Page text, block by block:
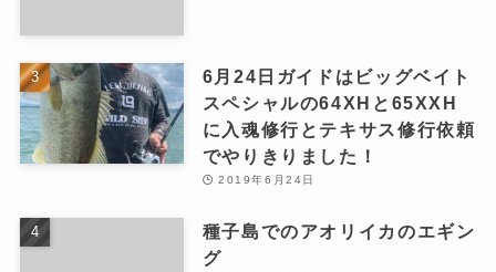
6月24日ガイドはビッグベイト
スペシャルの64XHと65XXH
に入魂修行とテキサス修行依頼
でやりきりました！
2019年6月24日
種子島でのアオリイカのエギン
グ